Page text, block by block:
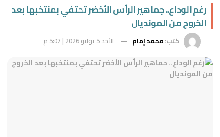
رغم الوداع.. جماهير الرأس الأخضر تحتفي بمنتخبها بعد
الخروج من المونديال
كتب: محمد إمام الأحد 5 يوليو 2026 | 5:07 م